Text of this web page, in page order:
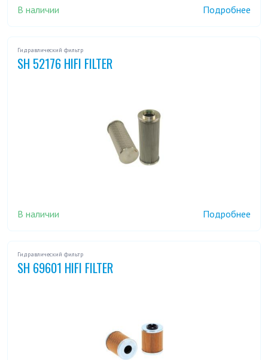
В наличии Подробнее
Гидравлический фильтр
SH 52176 HIFI FILTER
В наличии Подробнее
Гидравлический фильтр
SH 69601 HIFI FILTER